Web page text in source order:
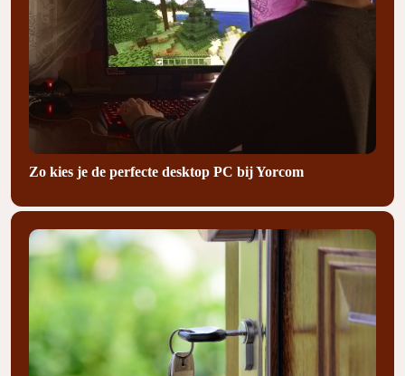
Zo kies je de perfecte desktop PC bij Yorcom